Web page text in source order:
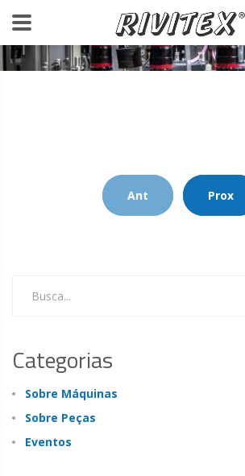
Home Blog Rivitex
Ant Prox
Busca...
Categorias
Sobre Máquinas
Sobre Peças
Eventos